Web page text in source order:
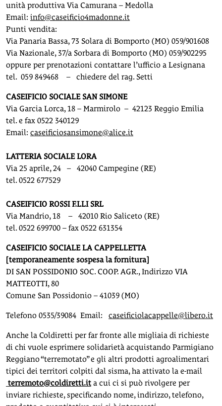
unità produttiva Via Camurana – Medolla
Email: info@caseificio4madonne.it
Punti vendita:
Via Panaria Bassa, 73 Solara di Bomporto (MO) 059/901608
Via Nazionale, 37/a Sorbara di Bomporto (MO) 059/902295
oppure per prenotazioni contattare l’ufficio a Lesignana
tel. 059 849468 – chiedere del rag. Setti
CASEIFICIO SOCIALE SAN SIMONE
Via Garcia Lorca, 18 – Marmirolo – 42123 Reggio Emilia
tel. e fax 0522 340129
Email: caseificiosansimone@alice.it
LATTERIA SOCIALE LORA
Via 25 aprile, 24 – 42040 Campegine (RE)
tel. 0522 677529
CASEIFICIO ROSSI F.LLI SRL
Via Mandrio, 18 – 42010 Rio Saliceto (RE)
tel. 0522 699700 – fax 0522 631354
CASEIFICIO SOCIALE LA CAPPELLETTA
[temporaneamente sospesa la fornitura]
DI SAN POSSIDONIO SOC. COOP. AGR., Indirizzo VIA
MATTEOTTI, 80
Comune San Possidonio – 41039 (MO)
Telefono 0535/39084 Email: caseificiolacappelle@libero.it
Anche la Coldiretti per far fronte alle migliaia di richieste
di chi vuole esprimere solidarietà acquistando Parmigiano
Reggiano “terremotato” e gli altri prodotti agroalimentari
tipici dei territori colpiti dal sisma, ha attivato la e-mail
terremoto@coldiretti.it a cui ci si può rivolgere per
inviare richieste, specificando nome, indirizzo, telefono,